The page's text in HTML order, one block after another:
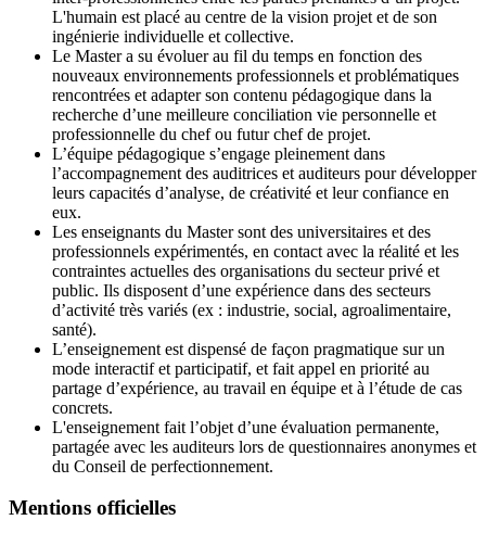
L'humain est placé au centre de la vision projet et de son
ingénierie individuelle et collective.
Le Master a su évoluer au fil du temps en fonction des
nouveaux environnements professionnels et problématiques
rencontrées et adapter son contenu pédagogique dans la
recherche d’une meilleure conciliation vie personnelle et
professionnelle du chef ou futur chef de projet.
L’équipe pédagogique s’engage pleinement dans
l’accompagnement des auditrices et auditeurs pour développer
leurs capacités d’analyse, de créativité et leur confiance en
eux.
Les enseignants du Master sont des universitaires et des
professionnels expérimentés, en contact avec la réalité et les
contraintes actuelles des organisations du secteur privé et
public. Ils disposent d’une expérience dans des secteurs
d’activité très variés (ex : industrie, social, agroalimentaire,
santé).
L’enseignement est dispensé de façon pragmatique sur un
mode interactif et participatif, et fait appel en priorité au
partage d’expérience, au travail en équipe et à l’étude de cas
concrets.
L'enseignement fait l’objet d’une évaluation permanente,
partagée avec les auditeurs lors de questionnaires anonymes et
du Conseil de perfectionnement.
Mentions officielles